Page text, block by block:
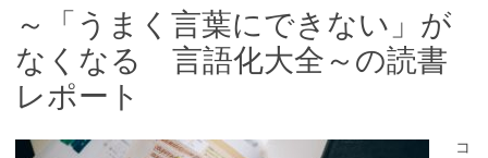
～「うまく言葉にできない」が
なくなる 言語化大全～の読書
レポート
コ